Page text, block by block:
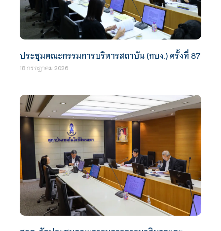
ประชุมคณะกรรมการบริหารสถาบัน (กบง.) ครั้งที่ 87
18 กรกฎาคม 2026